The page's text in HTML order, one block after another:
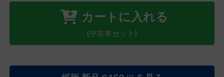
カートに入れる
(中古本セット)